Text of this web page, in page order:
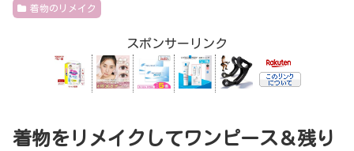
着物のリメイク
スポンサーリンク
着物をリメイクしてワンピース＆残り